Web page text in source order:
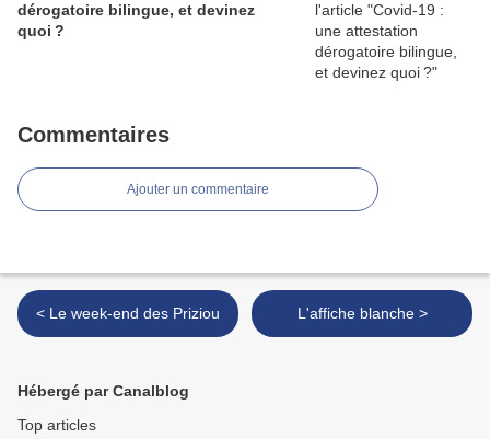
dérogatoire bilingue, et devinez
quoi ?
Commentaires
Ajouter un commentaire
< Le week-end des Priziou L'affiche blanche >
Hébergé par Canalblog
Top articles